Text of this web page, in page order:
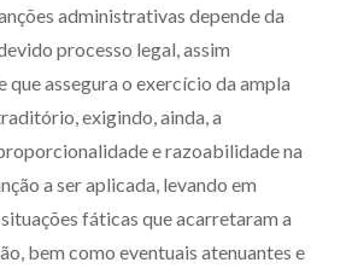
administrativas depende da
processo legal, assim
que assegura o exercício da ampla
exigindo, ainda, a
e razoabilidade na
a ser aplicada, levando em
fáticas que acarretaram a
bem como eventuais atenuantes e